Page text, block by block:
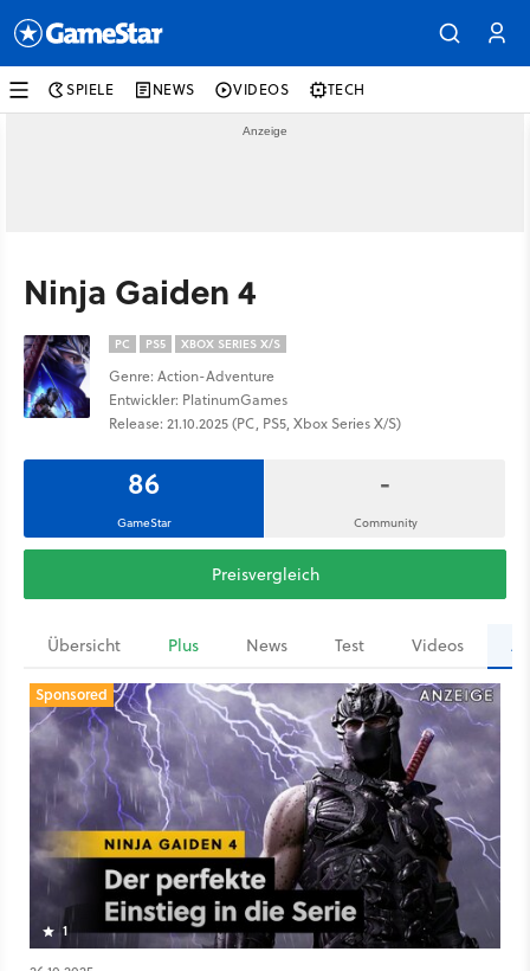
SPIELE NEWS VIDEOS TECH
Ninja Gaiden 4
PC PS5 XBOX SERIES X/S
Genre: Action-Adventure
Entwickler: PlatinumGames
Release: 21.10.2025 (PC, PS5, Xbox Series X/S)
86
GameStar
-
Community
Preisvergleich
Übersicht Plus News Test Videos
1
Sponsored